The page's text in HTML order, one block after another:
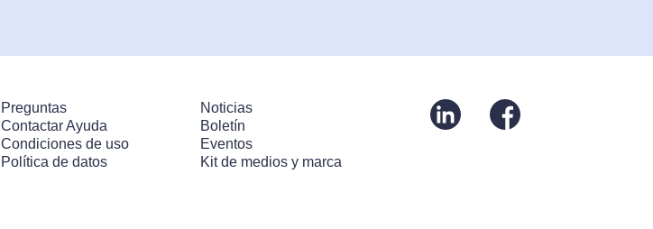
Preguntas
Contactar Ayuda
Condiciones de uso
Política de datos
Noticias
Boletín
Eventos
Kit de medios y marca